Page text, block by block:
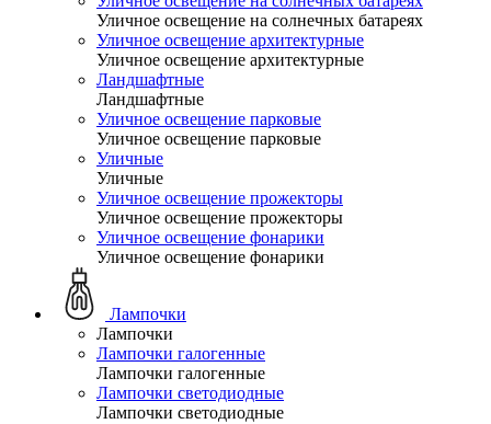
Уличное освещение на солнечных батареях
Уличное освещение архитектурные
Уличное освещение архитектурные
Ландшафтные
Ландшафтные
Уличное освещение парковые
Уличное освещение парковые
Уличные
Уличные
Уличное освещение прожекторы
Уличное освещение прожекторы
Уличное освещение фонарики
Уличное освещение фонарики
Лампочки
Лампочки
Лампочки галогенные
Лампочки галогенные
Лампочки светодиодные
Лампочки светодиодные